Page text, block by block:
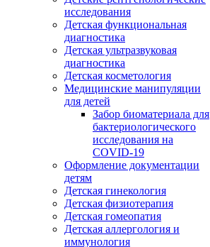
исследования
Детская функциональная
диагностика
Детская ультразвуковая
диагностика
Детская косметология
Медицинские манипуляции
для детей
Забор биоматериала для
бактериологического
исследования на
COVID-19
Оформление документации
детям
Детская гинекология
Детская физиотерапия
Детская гомеопатия
Детская аллергология и
иммунология